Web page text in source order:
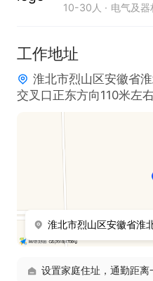
3.提供住宿/餐补
工作地点：淮北市烈山区
10-30人 电气及器
工作地址
淮北市烈山区安徽省
交叉口正东方向110米左
设置家庭住址，通勤距离